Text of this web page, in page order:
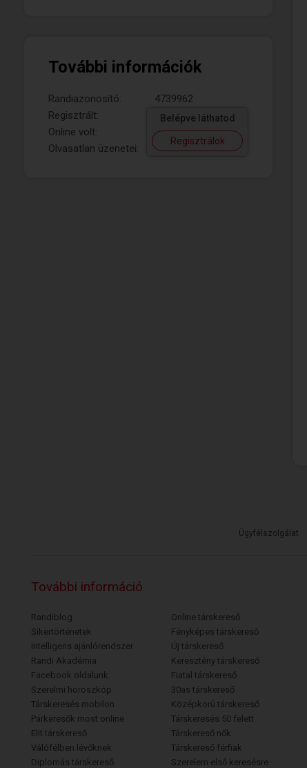
További információk
Randiazonosító:
4739962
Regisztrált:
Online volt:
Olvasatlan üzenetei:
Belépve láthatod
Regisztrálok
Ügyfélszolgálat
További információ
Randiblog
Sikertörténetek
Intelligens ajánlórendszer
Randi Akadémia
Facebook oldalunk
Szerelmi horoszkóp
Társkeresés mobilon
Párkeresők most online
Elit társkereső
Válófélben lévőknek
Diplomás társkereső
Online társkereső
Fényképes társkereső
Új társkereső
Keresztény társkereső
Fiatal társkereső
30as társkereső
Középkorú társkereső
Társkeresés 50 felett
Társkereső nők
Társkereső férfiak
Szerelem első keresésre